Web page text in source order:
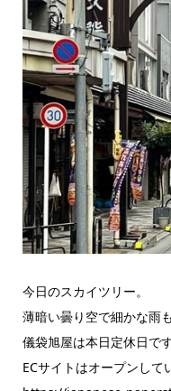
今日のスカイツリー。
薄暗い曇り空で細かな雨
儀袋旭屋は本日定休日です
ECサイトはオープンして